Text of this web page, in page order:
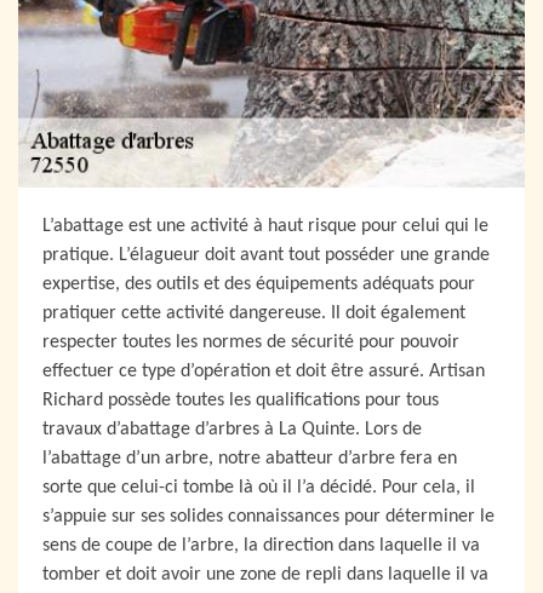
L’abattage est une activité à haut risque pour celui qui le
pratique. L’élagueur doit avant tout posséder une grande
expertise, des outils et des équipements adéquats pour
pratiquer cette activité dangereuse. Il doit également
respecter toutes les normes de sécurité pour pouvoir
effectuer ce type d’opération et doit être assuré. Artisan
Richard possède toutes les qualifications pour tous
travaux d’abattage d’arbres à La Quinte. Lors de
l’abattage d’un arbre, notre abatteur d’arbre fera en
sorte que celui-ci tombe là où il l’a décidé. Pour cela, il
s’appuie sur ses solides connaissances pour déterminer le
sens de coupe de l’arbre, la direction dans laquelle il va
tomber et doit avoir une zone de repli dans laquelle il va